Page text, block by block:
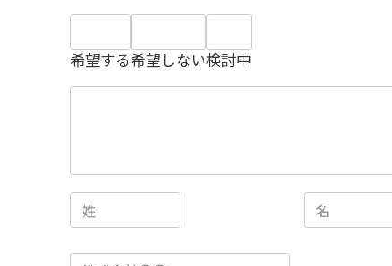
希望する希望しない検討中